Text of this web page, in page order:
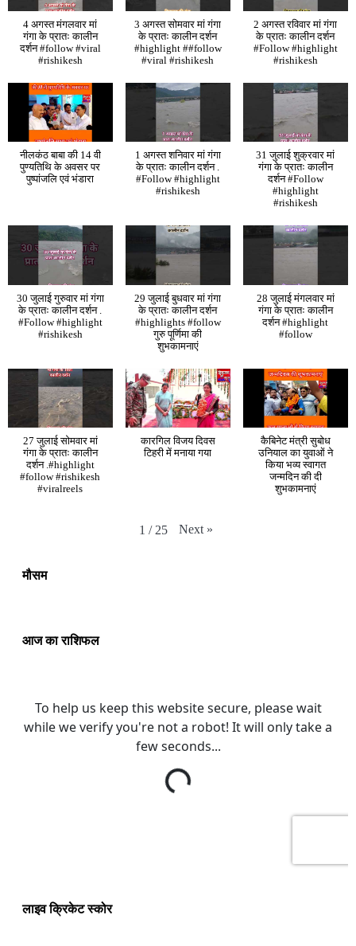
4 अगस्त मंगलवार मां
गंगा के प्रातः कालीन
दर्शन #follow #viral
#rishikesh
3 अगस्त सोमवार मां गंगा
के प्रातः कालीन दर्शन
#highlight ##follow
#viral #rishikesh
2 अगस्त रविवार मां गंगा
के प्रातः कालीन दर्शन
#Follow #highlight
#rishikesh
नीलकंठ बाबा की 14 वी
पुण्यतिथि के अवसर पर
पुष्पांजलि एवं भंडारा
1 अगस्त शनिवार मां गंगा
के प्रातः कालीन दर्शन .
#Follow #highlight
#rishikesh
31 जुलाई शुक्रवार मां
गंगा के प्रातः कालीन
दर्शन #Follow
#highlight
#rishikesh
30 जुलाई गुरुवार मां गंगा
के प्रातः कालीन दर्शन .
#Follow #highlight
#rishikesh
29 जुलाई बुधवार मां गंगा
के प्रातः कालीन दर्शन
#highlights #follow
गुरु पूर्णिमा की
शुभकामनाएं
28 जुलाई मंगलवार मां
गंगा के प्रातः कालीन
दर्शन #highlight
#follow
27 जुलाई सोमवार मां
गंगा के प्रातः कालीन
दर्शन .#highlight
#follow #rishikesh
#viralreels
कारगिल विजय दिवस
टिहरी में मनाया गया
कैबिनेट मंत्री सुबोध
उनियाल का युवाओं ने
किया भव्य स्वागत
जन्मदिन की दी
शुभकामनाएं
1 / 25 Next »
मौसम
आज का राशिफल
लाइव क्रिकेट स्कोर